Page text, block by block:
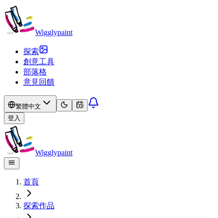
Wigglypaint
探索
創意工具
部落格
意見回饋
繁體中文
登入
Wigglypaint
首頁
探索作品